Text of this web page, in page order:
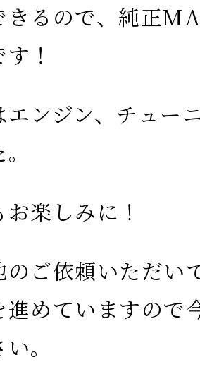
きるので、純正
！
エンジン、チュー
楽しみに！
のご依頼いただい
進めていますので
。